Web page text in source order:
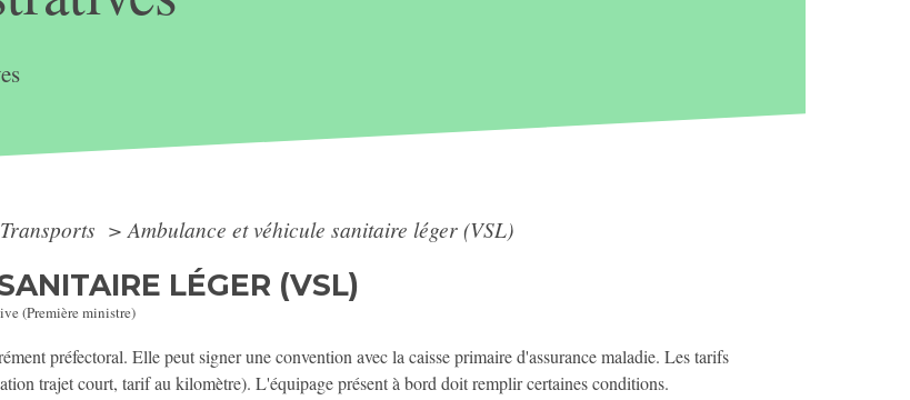
Transports > Ambulance et véhicule sanitaire léger (VSL)
LÉGER (VSL)
(Première ministre)
préfectoral. Elle peut signer une convention avec la caisse primaire d'assurance maladie. Les tarifs
trajet court, tarif au kilomètre). L'équipage présent à bord doit remplir certaines conditions.